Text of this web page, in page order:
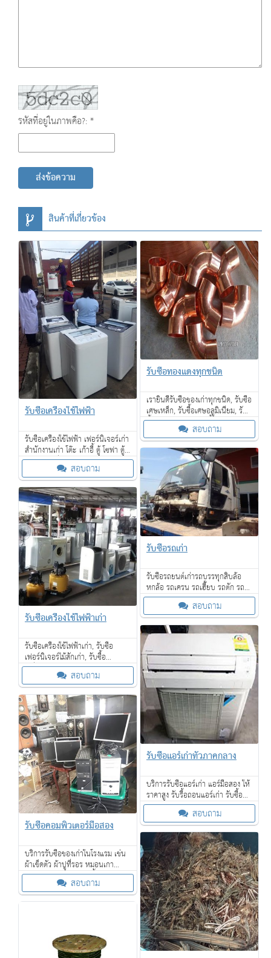
รหัสที่อยู่ในภาพคือ?: *
ส่งข้อความ
สินค้าที่เกี่ยวข้อง
รับซื้อเครื่องใช้ไฟฟ้า
รับซื้อเครื่องใช้ไฟฟ้า เฟอร์นิเจอร์เก่า
สำนักงานเก่า โต๊ะ เก้าอี้ ตู้ โซฟา ตู้
ไม้สัก พาติชั่น ล็อคเกอร์ แอร์เก่า
สอบถาม
รับซื้อทองแดงทุกชนิด
เรายินดีรับซื้อของเก่าทุกชนิด, รับซื้อ
เศษเหล็ก, รับซื้อเศษอลูมิเนียม, รับ
ซื้อเศษสแตนเลส, รับซื้อเศษ
ทองแดง, รับซื้อเศษทองเหลือง
เป็นต้น
สอบถาม
รับซื้อรถเก่า
รับซื้อรถยนต์เก่ารถบรรทุกสิบล้อ
หกล้อ รถเครน รถเฮี๊ยบ รถตัก รถ
แมคโค ซากรถเก่าสอบถาม
รับซื้อเครื่องใช้ไฟฟ้าเก่า
รับซื้อเครื่องใช้ไฟฟ้าเก่า, รับซื้อ
เฟอร์นิเจอร์ไม้สักเก่า, รับซื้อ
เครื่องจักรเก่าขนาดใหญ่ให้ราคาดี,
และรับซื้อของเก่าในโรงแรม ให้ราคา
ดี
สอบถาม
รับซื้อแอร์เก่าทั่วภาคกลาง
บริการรับซื้อแอร์เก่า แอร์มือสอง ให้
ราคาสูง รับรื้อถอนแอร์เก่า รับซื้อ
ของเก่าทุกชนิดจำนวนมาก บริการ
รับซื้อถึงที่ จ่ายเงินสด ให้ราคาดี
สอบถาม
รับซื้อคอมพิวเตอร์มือสอง
บริการรับซื้อของเก่าในโรงแรม เช่น
ผ้าเช็ดตัว ผ้าปูที่รอร หมอนเกา
เฟอร์นิเจอร์ โคมไฟ กาน้ำร้อน ไดร์
เป่าผม โซฟา เตียงนอน ที่นอน และ
อื่น ๆ
สอบถาม